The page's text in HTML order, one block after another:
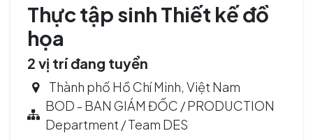
Thực tập sinh Thiết kế đồ
họa
2 vị trí đang tuyển
Thành phố Hồ Chí Minh,Việt Nam
BOD - BAN GIÁM ĐỐC / PRODUCTION
Department / Team DES